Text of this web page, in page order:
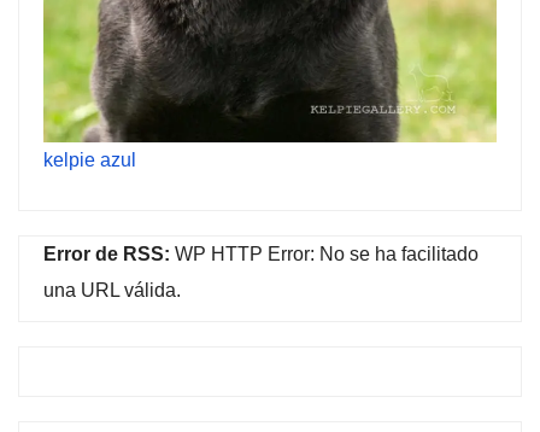
kelpie azul
Error de RSS: WP HTTP Error: No se ha facilitado
una URL válida.